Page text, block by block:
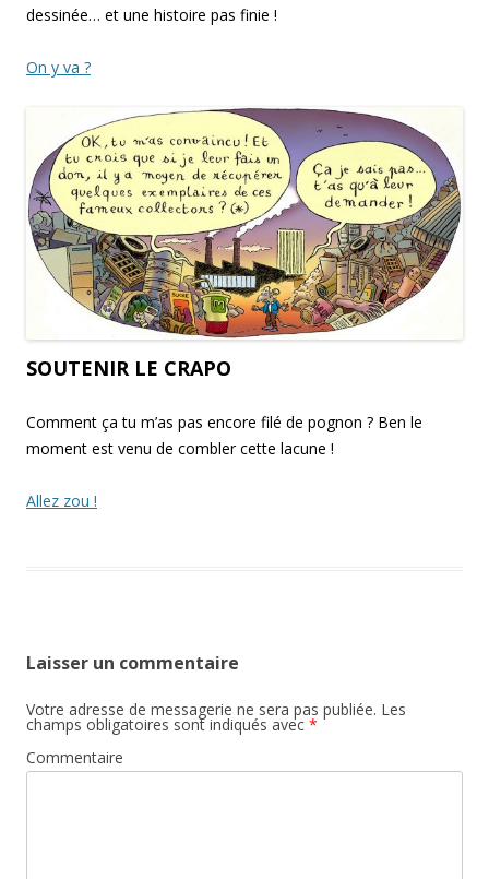
dessinée… et une histoire pas finie !
On y va ?
SOUTENIR LE CRAPO
Comment ça tu m’as pas encore filé de pognon ? Ben le
moment est venu de combler cette lacune !
Allez zou !
Laisser un commentaire
Votre adresse de messagerie ne sera pas publiée. Les
champs obligatoires sont indiqués avec *
Commentaire